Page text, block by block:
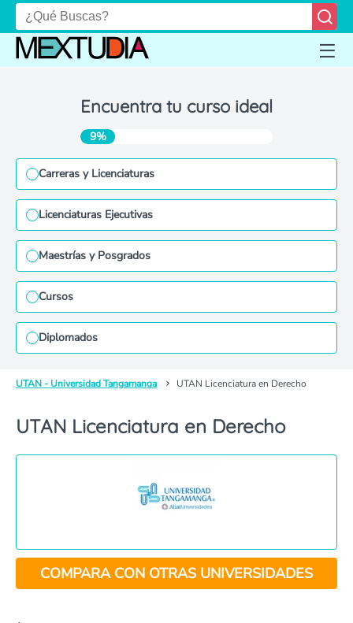
Encuentra tu curso ideal
9%
Carreras y Licenciaturas
Licenciaturas Ejecutivas
Maestrías y Posgrados
Cursos
Diplomados
UTAN - Universidad Tangamanga UTAN Licenciatura en Derecho
UTAN Licenciatura en Derecho
COMPARA CON OTRAS UNIVERSIDADES